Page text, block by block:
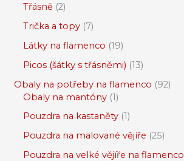
Třásně 2
Trička a topy 7
Látky na flamenco 19
Picos (šátky s třásněmi) 13
Obaly na potřeby na flamenco 92
Obaly na mantóny 1
Pouzdra na kastaněty 1
Pouzdra na malované vějíře 25
Pouzdra na velké vějíře na flamenco